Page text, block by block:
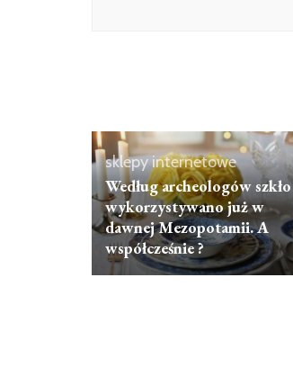
sklepy internetowe
Według archeologów szkło
wykorzystywano już w
dawnej Mezopotamii. A
współcześnie ?